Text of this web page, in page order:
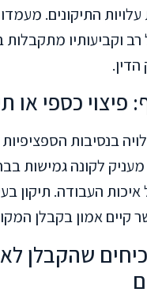
התיקונים.
וקביעותיו מתקבלות
פיצוי כספי או
בנסיבות
מעניק לקונה גמישות
איכות העבודה. תיקון
קיים אמון בקבלן
שהקבלן